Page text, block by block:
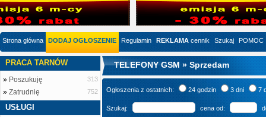
Strona główna DODAJ OGŁOSZENIE Regulamin REKLAMA cennik Szukaj POMOC
PRACA TARNÓW
» Poszukuję 313
» Zatrudnię 752
USŁUGI
TELEFONY GSM » Sprzedam
Ogłoszenia z ostatnich: 24 godzin 3 dni 7
Szukaj: cena od: